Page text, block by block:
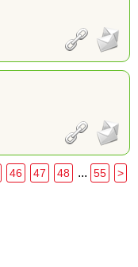
46 47 48 ... 55
>